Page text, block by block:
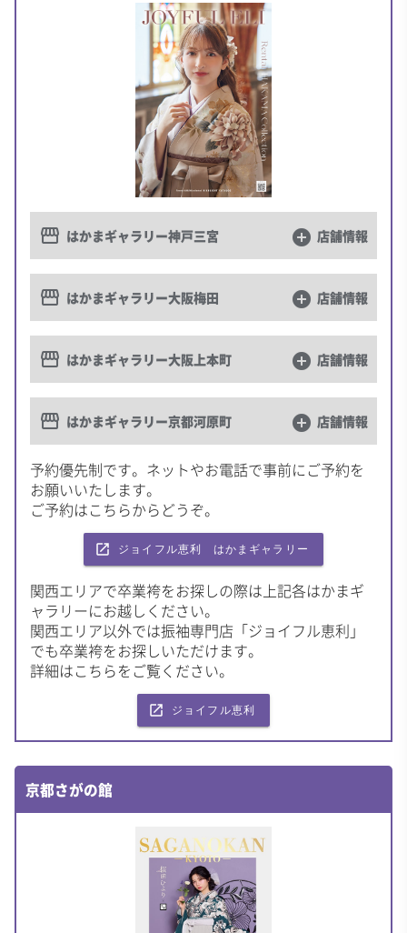
storefront はかまギャラリー神戸三宮 add_circle 店舗情報
storefront はかまギャラリー大阪梅田 add_circle 店舗情報
storefront はかまギャラリー大阪上本町 add_circle 店舗情報
storefront はかまギャラリー京都河原町 add_circle 店舗情報
予約優先制です。ネットやお電話で事前にご予約を
お願いいたします。
ご予約はこちらからどうぞ。
launch ジョイフル恵利 はかまギャラリー
関西エリアで卒業袴をお探しの際は上記各はかまギ
ャラリーにお越しください。
関西エリア以外では振袖専門店「ジョイフル恵利」
でも卒業袴をお探しいただけます。
詳細はこちらをご覧ください。
launch ジョイフル恵利
京都さがの館